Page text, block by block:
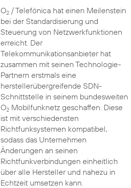
O2/ Telefónica hat einen Meilenstein
bei der Standardisierung und
Steuerung von Netzwerkfunktionen
erreicht. Der
Telekommunikationsanbieter hat
zusammen mit seinen Technologie-
Partnern erstmals eine
herstellerübergreifende SDN-
Schnittstelle in seinem bundesweiten
O2Mobilfunknetz geschaffen. Diese
ist mit verschiedensten
Richtfunksystemen kompatibel,
sodass das Unternehmen
Änderungen an seinen
Richtfunkverbindungen einheitlich
über alle Hersteller und nahezu in
Echtzeit umsetzen kann.